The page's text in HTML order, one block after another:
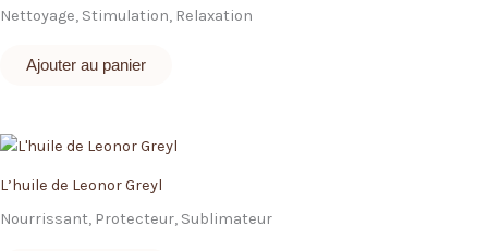
Nettoyage, Stimulation, Relaxation
Ajouter au panier
L’huile de Leonor Greyl
Nourrissant, Protecteur, Sublimateur